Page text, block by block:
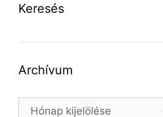
Keresés
Archívum
Archívum